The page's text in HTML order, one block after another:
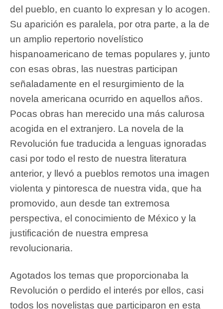
del pueblo, en cuanto lo expresan y lo acogen.
Su aparición es paralela, por otra parte, a la de
un amplio repertorio novelístico
hispanoamericano de temas populares y, junto
con esas obras, las nuestras participan
señaladamente en el resurgimiento de la
novela americana ocurrido en aquellos años.
Pocas obras han merecido una más calurosa
acogida en el extranjero. La novela de la
Revolución fue traducida a lenguas ignoradas
casi por todo el resto de nuestra literatura
anterior, y llevó a pueblos remotos una imagen
violenta y pintoresca de nuestra vida, que ha
promovido, aun desde tan extremosa
perspectiva, el conocimiento de México y la
justificación de nuestra empresa
revolucionaria.
Agotados los temas que proporcionaba la
Revolución o perdido el interés por ellos, casi
todos los novelistas que participaron en esta